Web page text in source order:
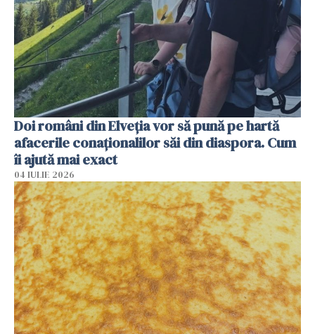
Doi români din Elveția vor să pună pe hartă
afacerile conaționalilor săi din diaspora. Cum
îi ajută mai exact
04 IULIE 2026